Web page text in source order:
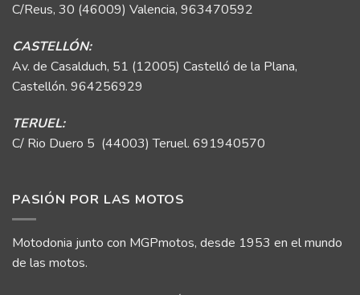
C/Reus, 30 (46009) Valencia, 963470592
CASTELLÓN:
Av. de Casalduch, 51 (12005) Castelló de la Plana,
Castellón. 964256929
TERUEL:
C/ Rio Duero 5 (44003) Teruel. 691940570
PASIÓN POR LAS MOTOS
Motodonia junto con MGPmotos, desde 1953 en el mundo
de las motos.